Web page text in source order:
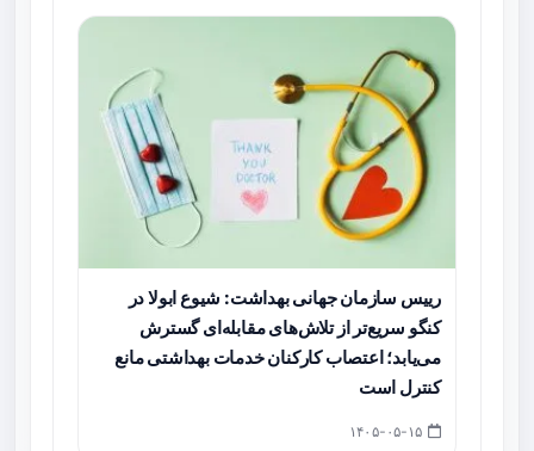
رییس سازمان جهانی بهداشت: شیوع ابولا در
کنگو سریع‌تر از تلاش‌های مقابله‌ای گسترش
می‌یابد؛ اعتصاب کارکنان خدمات بهداشتی مانع
کنترل است